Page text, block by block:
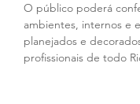
O público poderá
ambientes, internos e
planejados e
profissionais de todo